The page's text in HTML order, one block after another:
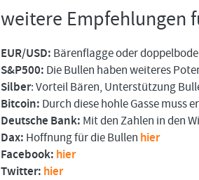
weitere Empfehlungen
EUR/USD: Bärenflagge oder
S&P500: Die Bullen haben weiteres
Silber: Vorteil Bären, Unterstützung
Bitcoin: Durch diese hohle Gasse muss
Deutsche Bank: Mit den Zahlen in den
Dax: Hoffnung für die Bullen hier
Facebook: hier
Twitter: hier